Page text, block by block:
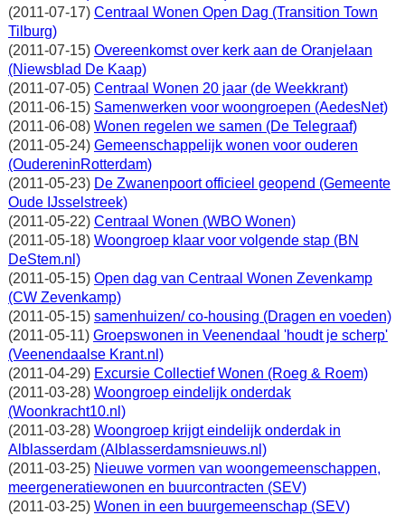
(2011-07-17) Centraal Wonen Open Dag (Transition Town
Tilburg)
(2011-07-15) Overeenkomst over kerk aan de Oranjelaan
(Niewsblad De Kaap)
(2011-07-05) Centraal Wonen 20 jaar (de Weekkrant)
(2011-06-15) Samenwerken voor woongroepen (AedesNet)
(2011-06-08) Wonen regelen we samen (De Telegraaf)
(2011-05-24) Gemeenschappelijk wonen voor ouderen
(OudereninRotterdam)
(2011-05-23) De Zwanenpoort officieel geopend (Gemeente
Oude IJsselstreek)
(2011-05-22) Centraal Wonen (WBO Wonen)
(2011-05-18) Woongroep klaar voor volgende stap (BN
DeStem.nl)
(2011-05-15) Open dag van Centraal Wonen Zevenkamp
(CW Zevenkamp)
(2011-05-15) samenhuizen/ co-housing (Dragen en voeden)
(2011-05-11) Groepswonen in Veenendaal 'houdt je scherp'
(Veenendaalse Krant.nl)
(2011-04-29) Excursie Collectief Wonen (Roeg & Roem)
(2011-03-28) Woongroep eindelijk onderdak
(Woonkracht10.nl)
(2011-03-28) Woongroep krijgt eindelijk onderdak in
Alblasserdam (Alblasserdamsnieuws.nl)
(2011-03-25) Nieuwe vormen van woongemeenschappen,
meergeneratiewonen en buurcontracten (SEV)
(2011-03-25) Wonen in een buurgemeenschap (SEV)